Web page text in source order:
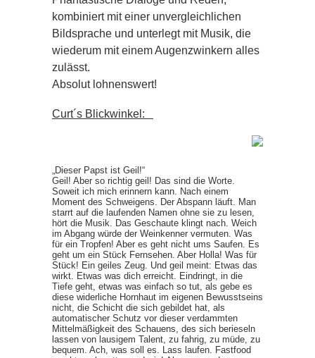
kombiniert mit einer unvergleichlichen
Bildsprache und unterlegt mit Musik, die
wiederum mit einem Augenzwinkern alles
zulässt.
Absolut lohnenswert!
Curt´s Blickwinkel:
„Dieser Papst ist Geil!“
Geil! Aber so richtig geil! Das sind die Worte.
Soweit ich mich erinnern kann. Nach einem
Moment des Schweigens. Der Abspann läuft. Man
starrt auf die laufenden Namen ohne sie zu lesen,
hört die Musik. Das Geschaute klingt nach. Weich
im Abgang würde der Weinkenner vermuten. Was
für ein Tropfen! Aber es geht nicht ums Saufen. Es
geht um ein Stück Fernsehen. Aber Holla! Was für
Stück! Ein geiles Zeug. Und geil meint: Etwas das
wirkt. Etwas was dich erreicht. Eindringt, in die
Tiefe geht, etwas was einfach so tut, als gebe es
diese widerliche Hornhaut im eigenen Bewusstseins
nicht, die Schicht die sich gebildet hat, als
automatischer Schutz vor dieser verdammten
Mittelmäßigkeit des Schauens, des sich berieseln
lassen von lausigem Talent, zu fahrig, zu müde, zu
bequem. Ach, was soll es. Lass laufen. Fastfood